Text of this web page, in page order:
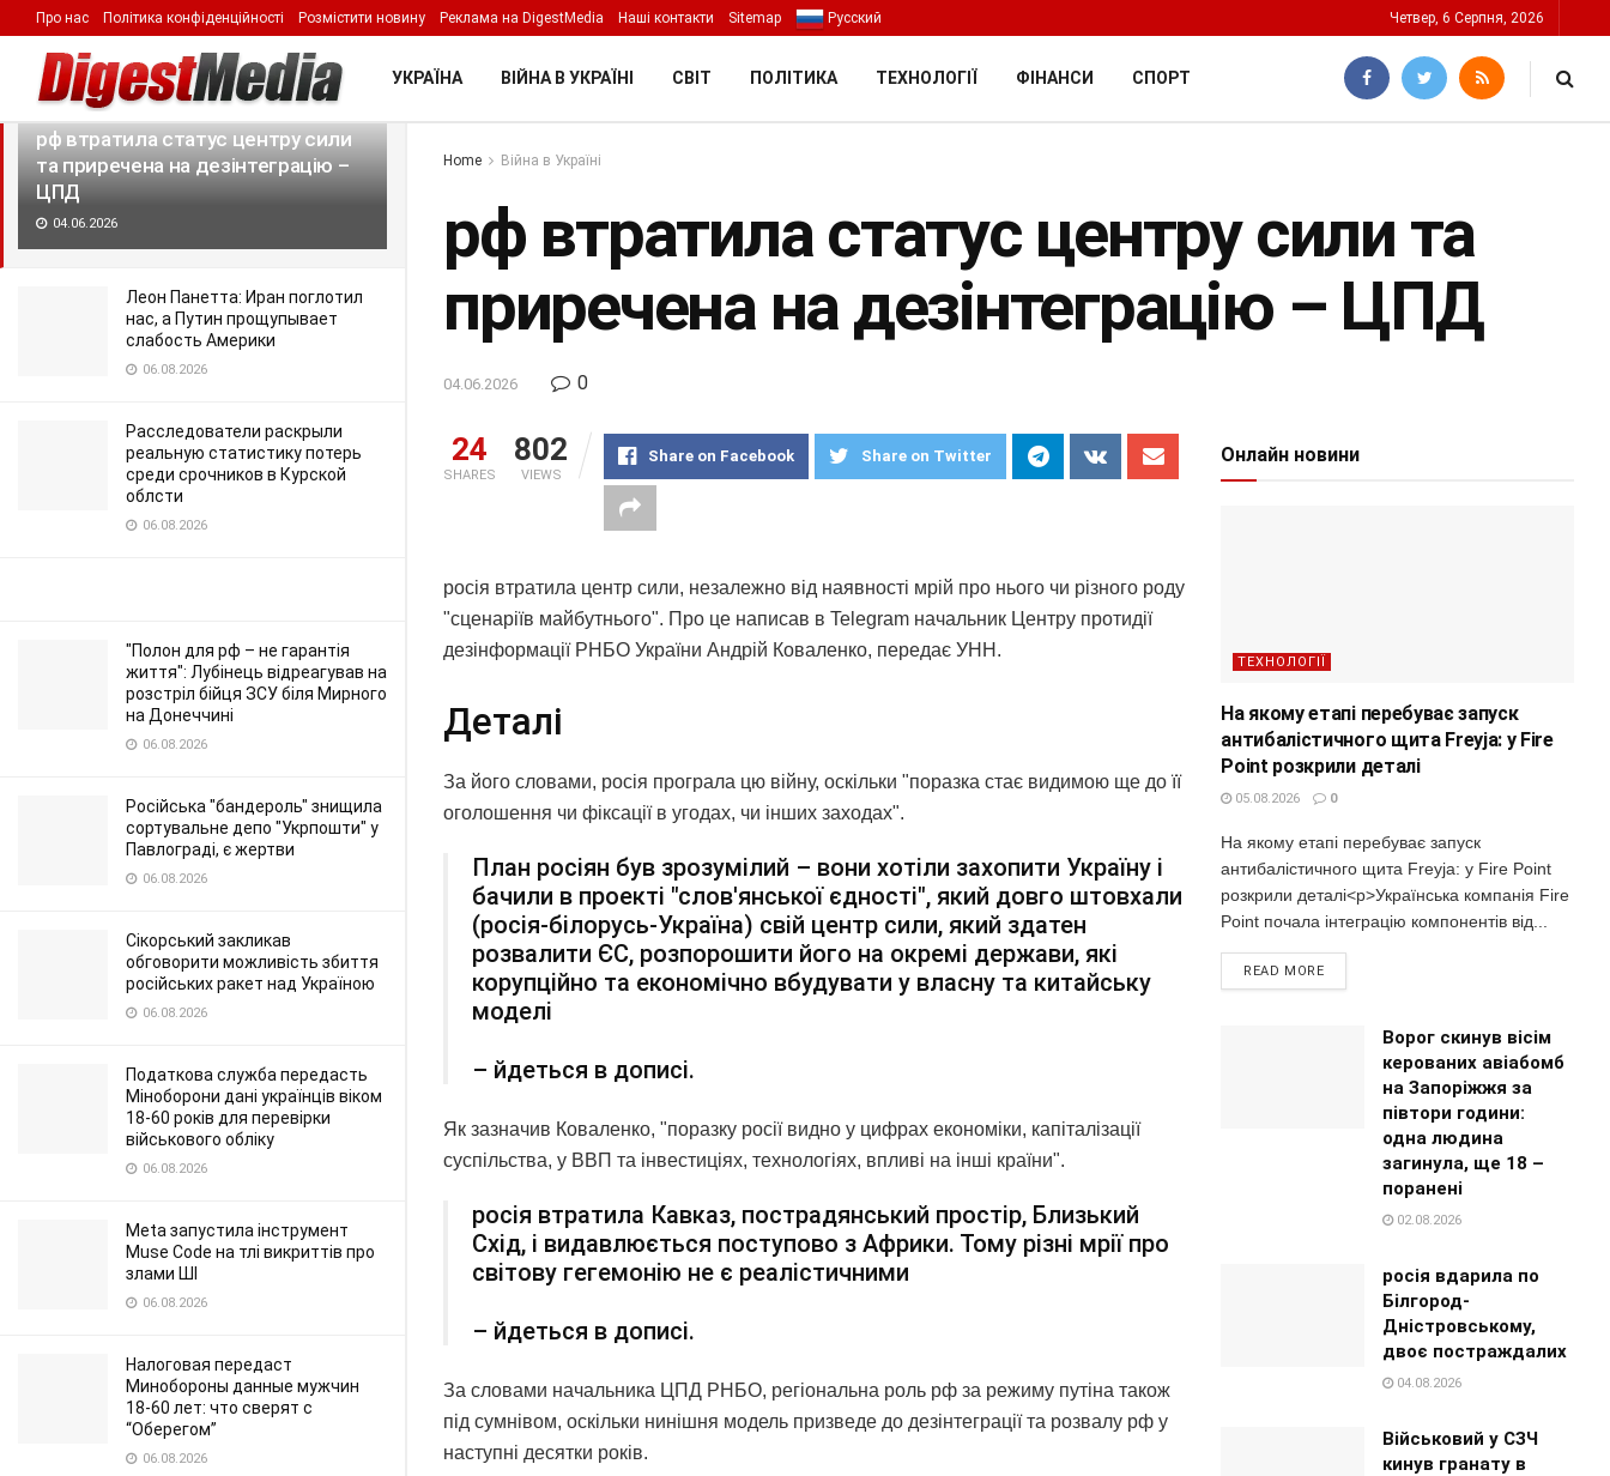
LATEST TRENDING Filter
рф втратила статус центру сили
та приречена на дезінтеграцію –
ЦПД
04.06.2026
Леон Панетта: Иран поглотил
нас, а Путин прощупывает
слабость Америки
06.08.2026
Расследователи раскрыли
реальную статистику потерь
среди срочников в Курской
облсти
06.08.2026
"Полон для рф – не гарантія
життя": Лубінець відреагував на
розстріл бійця ЗСУ біля Мирного
на Донеччині
06.08.2026
Російська "бандероль" знищила
сортувальне депо "Укрпошти" у
Павлограді, є жертви
06.08.2026
Сікорський закликав
обговорити можливість збиття
російських ракет над Україною
06.08.2026
Податкова служба передасть
Міноборони дані українців віком
18-60 років для перевірки
військового обліку
06.08.2026
Meta запустила інструмент
Muse Code на тлі викриттів про
злами ШІ
06.08.2026
Налоговая передаст
Минобороны данные мужчин
18-60 лет: что сверят с
“Оберегом”
06.08.2026
Про нас Політика конфіденційності Розмістити новину Реклама на DigestMedia Наші контакти Sitemap Русский Четвер, 6 Серпня, 2026
УКРАЇНА ВІЙНА В УКРАЇНІ СВІТ ПОЛІТИКА ТЕХНОЛОГІЇ ФІНАНСИ СПОРТ
Home Війна в Україні
рф втратила статус центру сили та
приречена на дезінтеграцію – ЦПД
04.06.2026 0
24
SHARES
802
VIEWS
Share on Facebook Share on Twitter
росія втратила центр сили, незалежно від наявності мрій про нього чи різного роду
"сценаріїв майбутнього". Про це написав в Telegram начальник Центру протидії
дезінформації РНБО України Андрій Коваленко, передає УНН.
Деталі
За його словами, росія програла цю війну, оскільки "поразка стає видимою ще до її
оголошення чи фіксації в угодах, чи інших заходах".
План росіян був зрозумілий – вони хотіли захопити Україну і
бачили в проекті "слов'янської єдності", який довго штовхали
(росія-білорусь-Україна) свій центр сили, який здатен
розвалити ЄС, розпорошити його на окремі держави, які
корупційно та економічно вбудувати у власну та китайську
моделі
– йдеться в дописі.
Як зазначив Коваленко, "поразку росії видно у цифрах економіки, капіталізації
суспільства, у ВВП та інвестиціях, технологіях, впливі на інші країни".
росія втратила Кавказ, пострадянський простір, Близький
Схід, і видавлюється поступово з Африки. Тому різні мрії про
світову гегемонію не є реалістичними
– йдеться в дописі.
За словами начальника ЦПД РНБО, регіональна роль рф за режиму путіна також
під сумнівом, оскільки нинішня модель призведе до дезінтеграції та розвалу рф у
наступні десятки років.
Онлайн новини
ТЕХНОЛОГІЇ
На якому етапі перебуває запуск
антибалістичного щита Freyja: у Fire
Point розкрили деталі
05.08.2026 0
На якому етапі перебуває запуск
антибалістичного щита Freyja: у Fire Point
розкрили деталі<p>Українська компанія Fire
Point почала інтеграцію компонентів від...
READ MORE
Ворог скинув вісім
керованих авіабомб
на Запоріжжя за
півтори години:
одна людина
загинула, ще 18 –
поранені
02.08.2026
росія вдарила по
Білгород-
Дністровському,
двоє постраждалих
04.08.2026
Військовий у СЗЧ
кинув гранату в